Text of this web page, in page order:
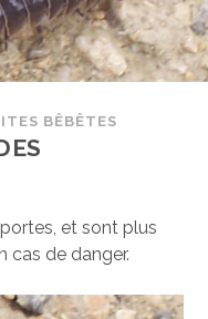
BÊBÊTES
et sont plus
cas de danger.